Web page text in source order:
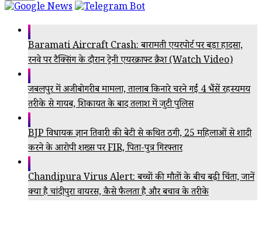
Baramati Aircraft Crash: बारामती एयरपोर्ट पर बड़ा हादसा,
रनवे पर टैक्सिंग के दौरान ट्रेनी एयरक्राफ्ट क्रैश (Watch Video)
जबलपुर में अजीबोगरीब मामला, तालाब किनारे चरने गईं 4 भैंसें रहस्यमय
तरीके से गायब, शिकायत के बाद तलाश में जुटी पुलिस
BJP विधायक ज्ञान तिवारी की बेटी से कथित ठगी, 25 महिलाओं से शादी
करने के आरोपी शख्स पर FIR, पिता-पुत्र गिरफ्तार
Chandipura Virus Alert: बच्चों की मौतों के बीच बढ़ी चिंता, जानें
क्या है चांदीपुरा वायरस, कैसे फैलता है और बचाव के तरीके